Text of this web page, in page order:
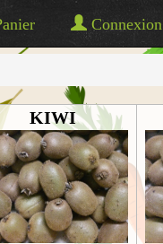
Connexion
KIWI